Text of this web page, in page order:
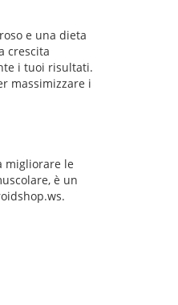
e una dieta
crescita
i tuoi risultati.
massimizzare i
migliorare le
è un